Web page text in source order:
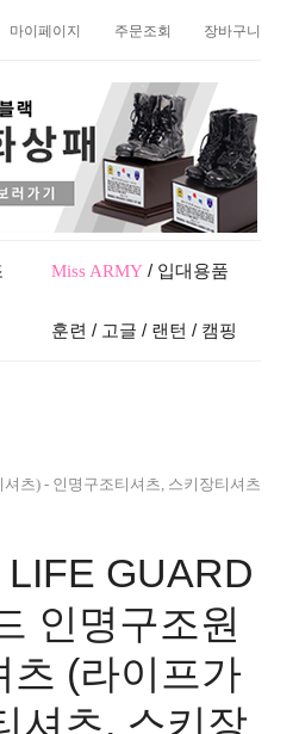
마이페이지 주문조회 장바구니
Miss ARMY/ 입대용품
훈련 / 고글 / 랜턴 / 캠핑
츠) - 인명구조티셔츠, 스키장티셔츠
GUARD
인명구조원
츠 (라이프가
셔츠, 스키장